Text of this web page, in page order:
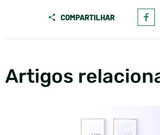
COMPARTILHAR
Artigos